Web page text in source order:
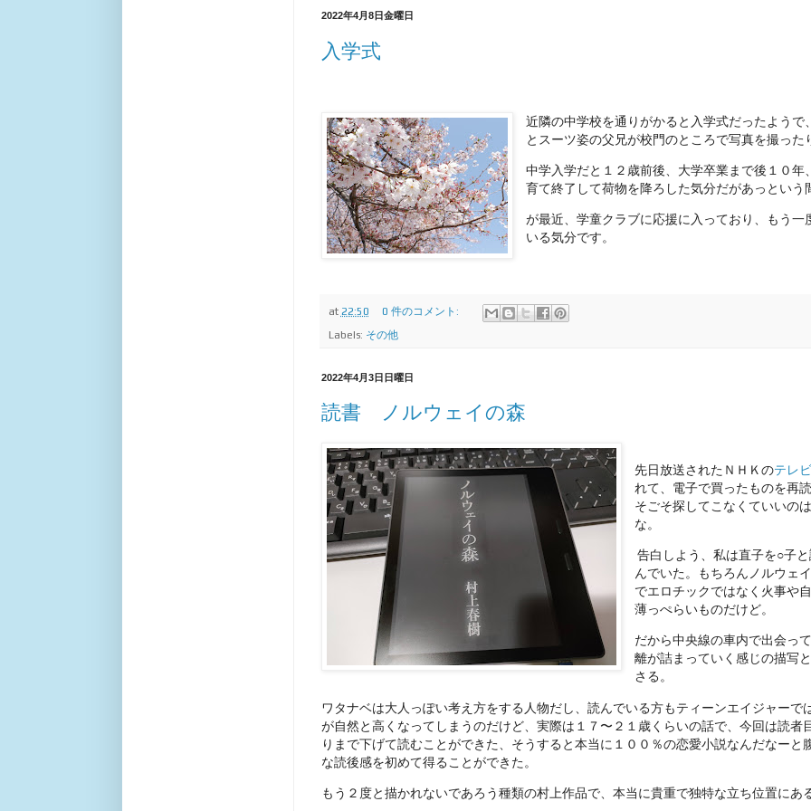
2022年4月8日金曜日
入学式
近隣の中学校を通りがかると入学式だったようで
とスーツ姿の父兄が校門のところで写真を撮った
中学入学だと１２歳前後、大学卒業まで後１０年
育て終了して荷物を降ろした気分だがあっという
が最近、学童クラブに応援に入っており、もう一
いる気分です。
at 22:50
0 件のコメント:
Labels: その他
2022年4月3日日曜日
読書 ノルウェイの森
先日放送されたＮＨＫのテレ
れて、電子で買ったものを再
そごそ探してこなくていいの
な。
告白しよう、私は直子を○子
んでいた。もちろんノルウェ
でエロチックではなく火事や
薄っぺらいものだけど。
だから中央線の車内で出会っ
離が詰まっていく感じの描写
さる。
ワタナベは大人っぽい考え方をする人物だし、読んでいる方もティーンエイジャーで
が自然と高くなってしまうのだけど、実際は１７〜２１歳くらいの話で、今回は読者
りまで下げて読むことができた、そうすると本当に１００％の恋愛小説なんだなーと
な読後感を初めて得ることができた。
もう２度と描かれないであろう種類の村上作品で、本当に貴重で独特な立ち位置にあ